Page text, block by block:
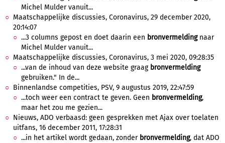
Michel Mulder vanuit...
Maatschappelijke discussies, Coronavirus, 29 december 2020,
20:14:07
...3 columns gepost en doet daarin een bronvermeldingnaar
Michel Mulder vanuit...
Maatschappelijke discussies, Coronavirus, 3 mei 2020, 09:28:35
...van de inhoud van deze website graag bronvermelding
gebruiken." In de...
Binnenlandse competities, PSV, 9 augustus 2019, 22:47:59
...toch weer een contract te geven. Geen bronvermelding,
maar het zou me gezien...
Nieuws, ADO verbaasd: geen gesprekken met Ajax over toelaten
uitfans, 16 december 2011, 17:28:31
...in het artikel wordt gedaan, zonder bronvermelding, dat ADO